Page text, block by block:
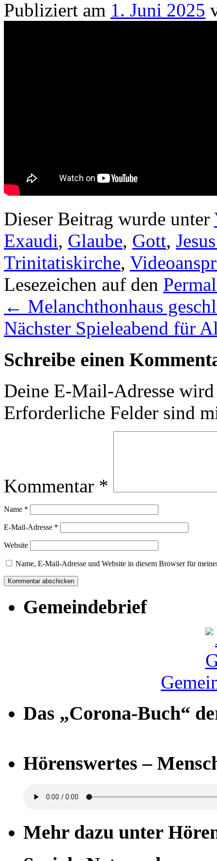
Publiziert am 1. Juni 2025
Dieser Beitrag wurde unter
Exaudi, Glaube, Gott,
Trinitatiskirche,
Lesezeichen auf den
← Melanchthonhaus
Nächster Spieleabend für
Schreibe einen
Deine E-Mail-Adresse
Erforderliche Felder sind
Kommentar *
Name *
E-Mail-Adresse *
Website
Name, E-Mail-Adresse und Website in diesem Browser für
Gemeindebrief
Das „Corona-Buch“
Hörenswertes –
Mehr dazu unter